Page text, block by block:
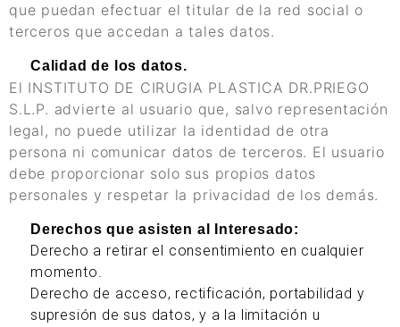
que puedan efectuar el titular de la red social o
terceros que accedan a tales datos.
Calidad de los datos.
El INSTITUTO DE CIRUGIA PLASTICA DR.PRIEGO
S.L.P. advierte al usuario que, salvo representación
legal, no puede utilizar la identidad de otra
persona ni comunicar datos de terceros. El usuario
debe proporcionar solo sus propios datos
personales y respetar la privacidad de los demás.
Derechos que asisten al Interesado:
Derecho a retirar el consentimiento en cualquier
momento.
Derecho de acceso, rectificación, portabilidad y
supresión de sus datos, y a la limitación u